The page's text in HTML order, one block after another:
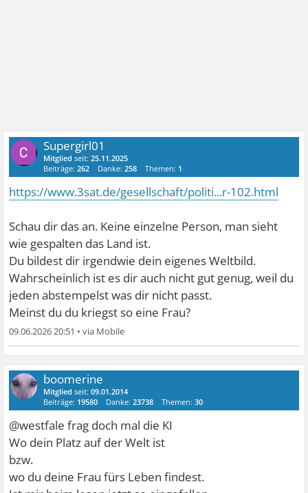
Supergirl01
Mitglied seit:25.11.2025
Beiträge:262 Danke:258 Themen: 1
https://www.3sat.de/gesellschaft/politi...r-102.html
Schau dir das an. Keine einzelne Person, man sieht
wie gespalten das Land ist.
Du bildest dir irgendwie dein eigenes Weltbild.
Wahrscheinlich ist es dir auch nicht gut genug, weil du
jeden abstempelst was dir nicht passt.
Meinst du du kriegst so eine Frau?
09.06.2026 20:51 •
boomerine
Mitglied seit:09.01.2014
Beiträge: 19580 Danke:23738 Themen:30
@westfale frag doch mal die KI
Wo dein Platz auf der Welt ist
bzw.
wo du deine Frau fürs Leben findest.